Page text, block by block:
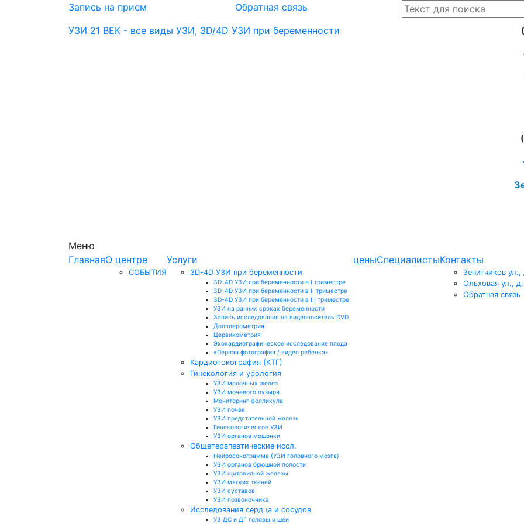
Запись на прием Обратная связь
УЗИ 21 ВЕК - все виды УЗИ, 3D/4D УЗИ при беременности
Меню
ГлавнаяО центре
СОБЫТИЯ
Услуги
3D-4D УЗИ при беременности
3D-4D УЗИ при беременности в I триместре
3D-4D УЗИ при беременности в II триместре
3D-4D УЗИ при беременности в III триместре
УЗИ на ранних сроках беременности
Запись исследования на видеоноситель DVD
Допплерометрия
Цервикометрия
Эхокардиографическое исследование плода
«Первая фотография / видео ребенка»
Кардиотокография (КТГ)
Гинекология и урология
УЗИ молочных желез
УЗИ мочевого пузыря
Мониторинг фолликула
УЗИ почек
УЗИ предстательной железы
Гинекологическое УЗИ
УЗИ органов мошонки
Общетерапевтические иссл.
Нейросонограмма (УЗИ головного мозга)
УЗИ органов брюшной полости
УЗИ щитовидной железы
УЗИ мягких тканей
УЗИ суставов
УЗИ позвоночника
Исследования сердца и сосудов
УЗ ДС и ДГ головы и шеи
ценыСпециалистыКонтакты
Зенитчиков ул.,
Ольховая ул.,
Обратная связь